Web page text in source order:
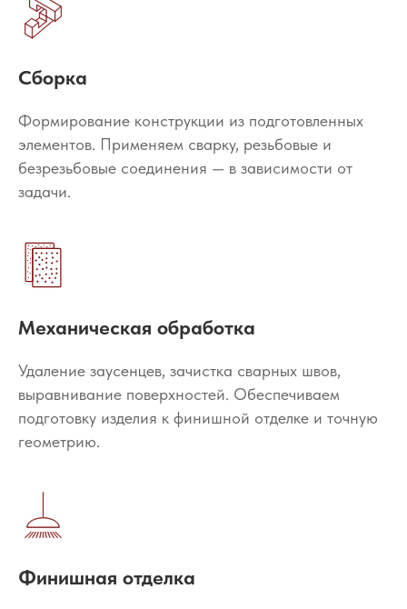
Сборка
Формирование конструкции из подготовленных
элементов. Применяем сварку, резьбовые и
безрезьбовые соединения — в зависимости от
задачи.
Механическая обработка
Удаление заусенцев, зачистка сварных швов,
выравнивание поверхностей. Обеспечиваем
подготовку изделия к финишной отделке и точную
геометрию.
Финишная отделка